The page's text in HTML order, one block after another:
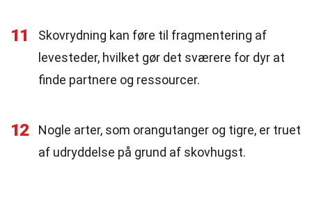
11
Skovrydning kan føre til fragmentering af
levesteder, hvilket gør det sværere for dyr at
finde partnere og ressourcer.
12
Nogle arter, som orangutanger og tigre, er truet
af udryddelse på grund af skovhugst.